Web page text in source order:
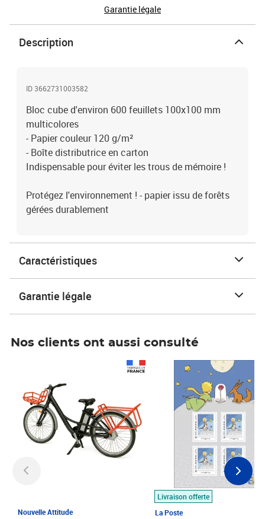
Garantie légale
Description
ID 3662731003582
Bloc cube d'environ 600 feuillets 100x100 mm
multicolores
- Papier couleur 120 g/m²
- Boîte distributrice en carton
Indispensable pour éviter les trous de mémoire !
Protégez l'environnement ! - papier issu de forêts
gérées durablement
Caractéristiques
Garantie légale
Nos clients ont aussi consulté
Nouvelle Attitude
Livraison offerte
La Poste
Prix 7,50€